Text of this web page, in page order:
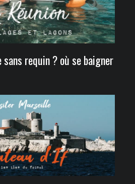
sans requin ? où se baigner